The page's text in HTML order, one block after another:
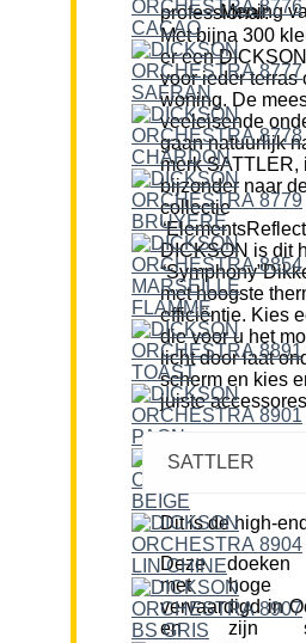
Mening van de professional:
Met bijna 300
er een
voor ieder terras
woning. De
veeleisende
gaan natuurlijk
merk SATTLER,
bijzonder naar
collectie
DICKSON is dit
met hoogste
efficiëntie. Kies
die voor u het
licht door laat
scherm en kies
juiste
SATTLER
Dit is de high-
Deze doeken
met hoge
vervaardigd in
en zijn